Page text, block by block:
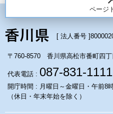
ページ
[ 法人番号 ]
〒760-8570 香川県高松市番町四丁
代表電話 : 087-831-1111
開庁時間 : 月曜日～金曜日・午前8
（休日・年末年始を除く）